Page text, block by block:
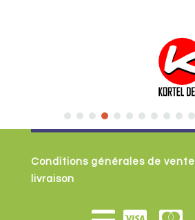
Conditions générales de vente
livraison